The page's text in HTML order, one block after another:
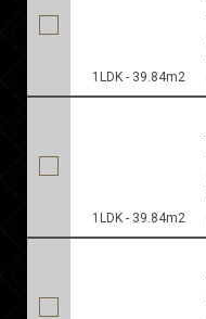
1LDK - 39.84m2
1LDK - 39.84m2